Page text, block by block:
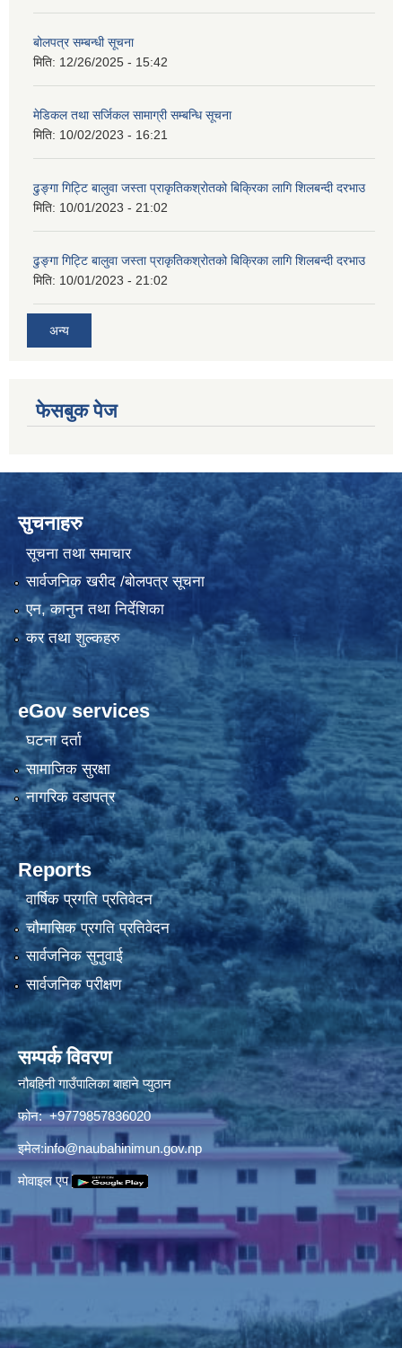
बोलपत्र सम्बन्धी सूचना
मिति: 12/26/2025 - 15:42
मेडिकल तथा सर्जिकल सामाग्री सम्बन्धि सूचना
मिति: 10/02/2023 - 16:21
ढुङ्गा गिट्टि बालुवा जस्ता प्राकृतिकश्रोतको बिक्रिका लागि शिलबन्दी दरभाउ
मिति: 10/01/2023 - 21:02
ढुङ्गा गिट्टि बालुवा जस्ता प्राकृतिकश्रोतको बिक्रिका लागि शिलबन्दी दरभाउ
मिति: 10/01/2023 - 21:02
अन्य
फेसबुक पेज
सुचनाहरु
सूचना तथा समाचार
सार्वजनिक खरीद /बोलपत्र सूचना
एन, कानुन तथा निर्देशिका
कर तथा शुल्कहरु
eGov services
घटना दर्ता
सामाजिक सुरक्षा
नागरिक वडापत्र
Reports
वार्षिक प्रगति प्रतिवेदन
चौमासिक प्रगति प्रतिवेदन
सार्वजनिक सुनुवाई
सार्वजनिक परीक्षण
सम्पर्क विवरण
नौबहिनी गाउँपालिका बाहाने प्युठान
फोन: +9779857836020
इमेल:info@naubahinimun.gov.np
माेवाइल एप